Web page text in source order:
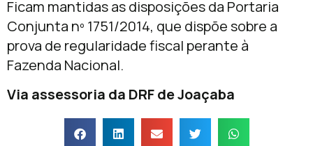
Ficam mantidas as disposições da Portaria
Conjunta nº 1751/2014, que dispõe sobre a
prova de regularidade fiscal perante à
Fazenda Nacional.
Via assessoria da DRF de Joaçaba